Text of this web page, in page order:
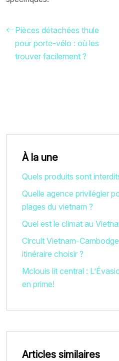
Pièces détachées thule
pour porte-vélo : où les
trouver facilement ?
À la une
Quels produits sont
Quelle agence privilégier
plages du vietnam ?
Quel est le climat au
Circuit Vietnam-
itinéraire choisir ?
Mclouis lit central :
en prime!
Articles similaires